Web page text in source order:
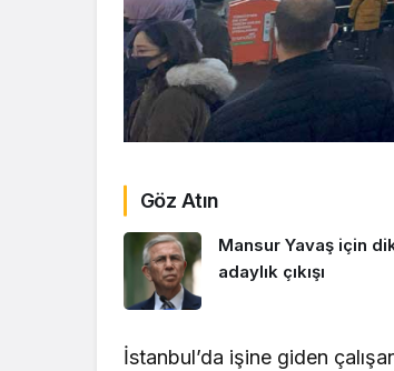
Göz Atın
Mansur Yavaş için
adaylık çıkışı
İstanbul’da işine giden